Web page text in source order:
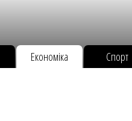
Економіка Спорт